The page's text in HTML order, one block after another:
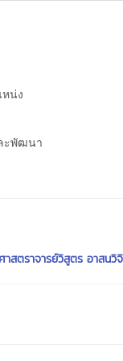
น่ง
ะพัฒนา
สตราจารย์วิสูตร อาสนวิ